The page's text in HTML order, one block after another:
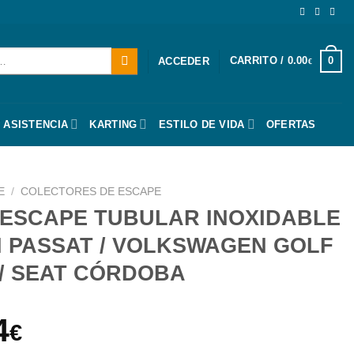
ACCEDER CARRITO / 0.00€ 0
ASISTENCIA KARTING ESTILO DE VIDA OFERTAS
/ COLECTORES DE ESCAPE
TUBULAR INOXIDABLE
/ VOLKSWAGEN GOLF
SEAT CÓRDOBA
€El